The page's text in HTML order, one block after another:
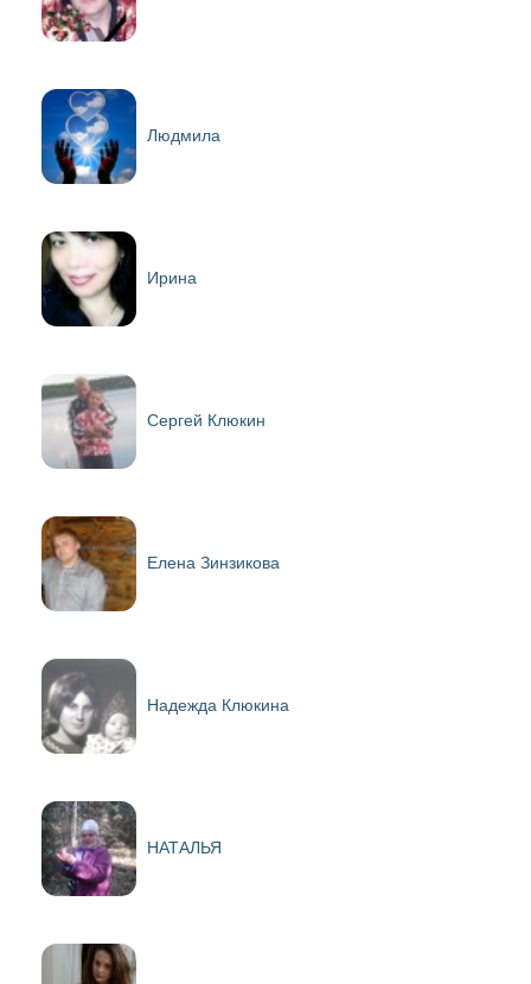
Людмила
Ирина
Сергей Клюкин
Елена Зинзикова
Надежда Клюкина
НАТАЛЬЯ